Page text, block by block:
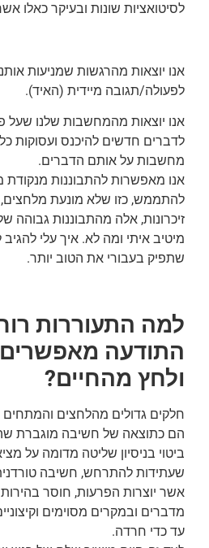
לסיטואציות שונות ובעיקר כאלו
אנו יוצאות מהרגשות שמניעות
לפעולה/תגובה מיידית (האיד).
אנו יוצאות מהמחשבות שלנו שעל
לדברים חדשים להיכנס ועסוקות כל
מחשבות על אותם הדברים.
אנו מאפשרות להתבוננות מנקודת
להתממש, כזו שלא מונעת
זיכרונות, אלה מהתבוננות גבוהה
מיטיב איתי ומה לא. איך עלי
שתפיק בעבורי את הטוב יותר.
למה התעוררות
התודעה
ולחץ מהחיים?
חלקים גדולים מהלחצים והמתחים
הם כתוצאה של חשיבה מוגברת
ביטוי בניסיון שליטה מדומה על
שעתידות להתרחש, חשיבה טורדנית
אשר יוצרות הפרעות, חוסר בהירות
מדברים ובמקרים מסוימים
עד כדי חרדה.